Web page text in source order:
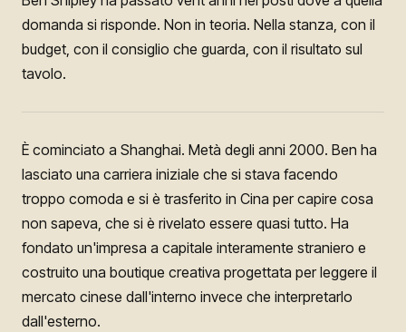
domanda si risponde. Non in teoria. Nella stanza, con il
budget, con il consiglio che guarda, con il risultato sul
tavolo.
È cominciato a Shanghai. Metà degli anni 2000. Ben ha
lasciato una carriera iniziale che si stava facendo
troppo comoda e si è trasferito in Cina per capire cosa
non sapeva, che si è rivelato essere quasi tutto. Ha
fondato un'impresa a capitale interamente straniero e
costruito una boutique creativa progettata per leggere il
mercato cinese dall'interno invece che interpretarlo
dall'esterno.